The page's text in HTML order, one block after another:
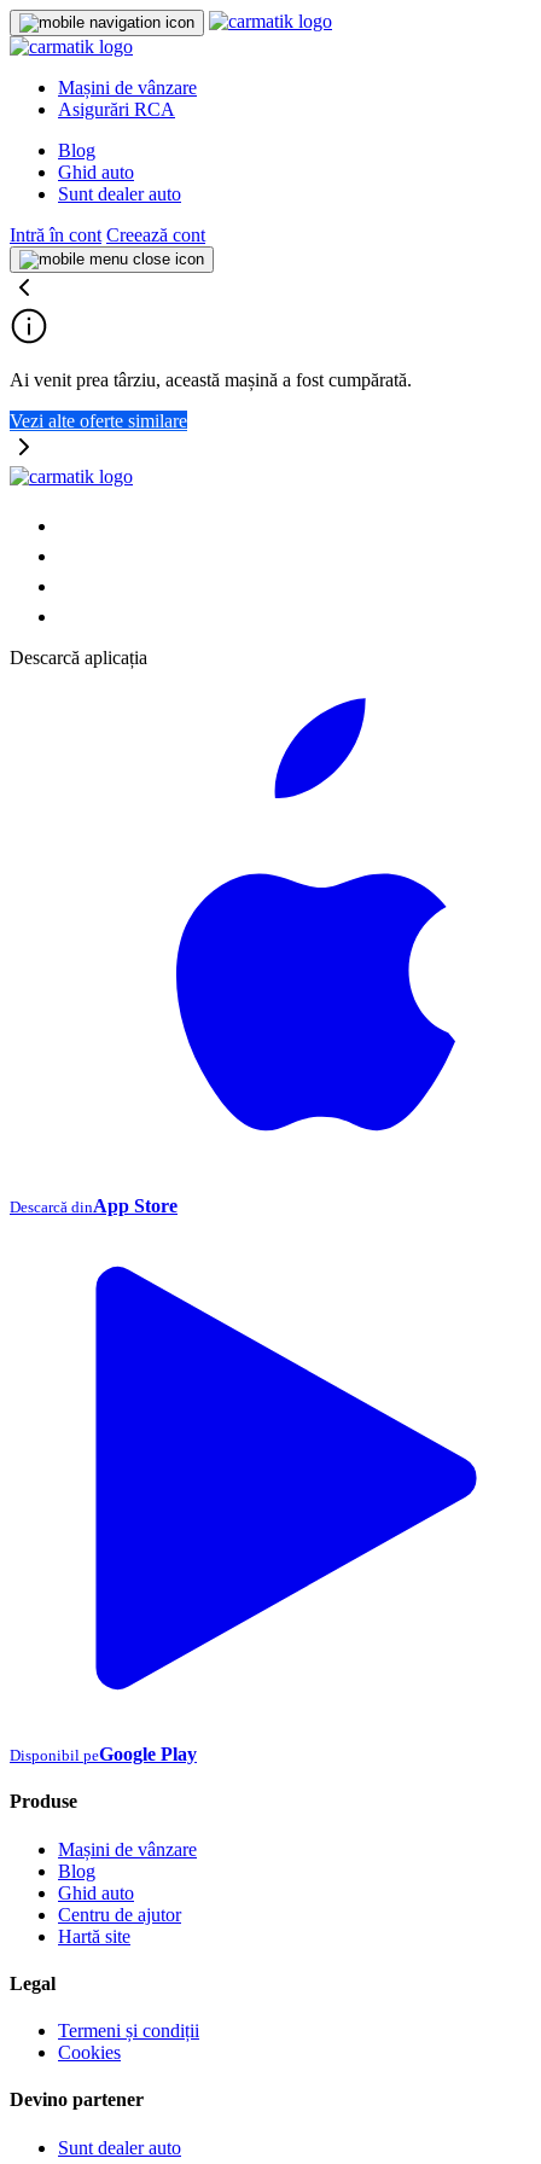
Mașini de vânzare
Asigurări RCA
Blog
Ghid auto
Sunt dealer auto
Intră în cont Creează cont
Ai venit prea târziu, această mașină a fost cumpărată.
Vezi alte oferte similare
Descarcă aplicația
Descarcă dinApp Store
Disponibil peGoogle Play
Produse
Mașini de vânzare
Blog
Ghid auto
Centru de ajutor
Hartă site
Legal
Termeni și condiții
Cookies
Devino partener
Sunt dealer auto